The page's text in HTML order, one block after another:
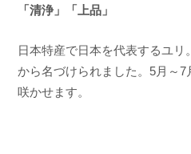
「清浄」「上品」
日本特産で日本を代表するユリ
から名づけられました。5月～
咲かせます。